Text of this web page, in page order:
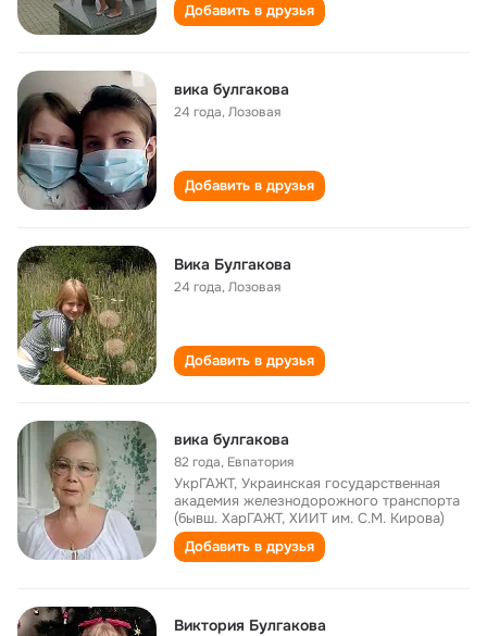
Добавить в друзья
вика булгакова
24 года,Лозовая
Добавить в друзья
Вика Булгакова
24 года,Лозовая
Добавить в друзья
вика булгакова
82 года, Евпатория
УкрГАЖТ, Украинская государственная
академия железнодорожного транспорта
(бывш. ХарГАЖТ, ХИИТ им. С.М. Кирова)
Добавить в друзья
Виктория Булгакова